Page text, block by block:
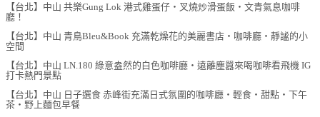
【台北】中山 共樂Gung Lok 港式雞蛋仔‧叉燒炒滑蛋飯‧文青氣息咖啡
廳！
【台北】中山 青鳥Bleu&Book 充滿乾燥花的美麗書店‧咖啡廳‧靜謐的小
空間
【台北】中山 LN.180 綠意盎然的白色咖啡廳‧遠離塵囂來喝咖啡看飛機 IG
打卡熱門景點
【台北】中山 日子選食 赤峰街充滿日式氛圍的咖啡廳‧輕食‧甜點‧下午
茶‧野上麵包早餐